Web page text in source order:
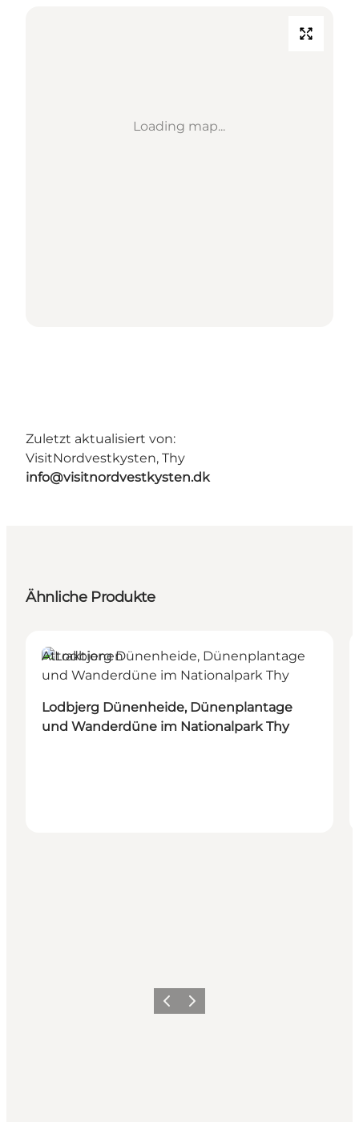
Loading map...
Zuletzt aktualisiert von:
VisitNordvestkysten, Thy
info@visitnordvestkysten.dk
Ähnliche Produkte
Attraktionen
Lodbjerg Dünenheide, Dünenplantage
und Wanderdüne im Nationalpark Thy
ZurückWeiter